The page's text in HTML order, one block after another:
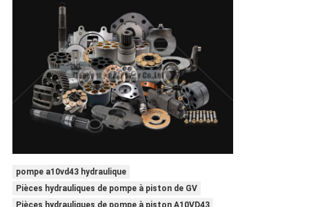
pompe a10vd43 hydraulique
Pièces hydrauliques de pompe à piston de GV
Pièces hydrauliques de pompe à piston A10VD43